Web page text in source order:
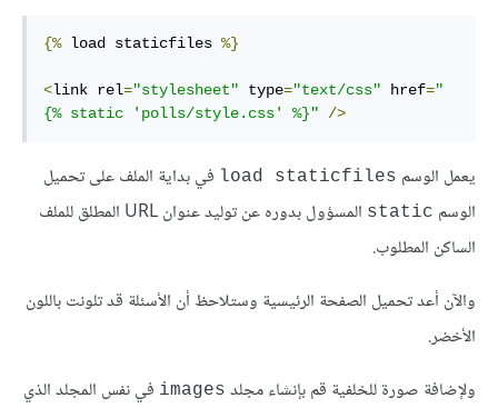
{% load staticfiles %}
<link rel="stylesheet" type="text/css" href="
{% static 'polls/style.css' %}" />
يعمل الوسم load staticfiles في بداية الملف على تحميل
الوسم static
المسؤول بدوره عن توليد عنوان URL المطلق للملف
الساكن المطلوب.
والآن أعد تحميل الصفحة الرئيسية وستلاحظ أن الأسئلة قد تلونت باللون
اﻷخضر.
ولإضافة صورة للخلفية قم بإنشاء مجلد images في نفس المجلد الذي